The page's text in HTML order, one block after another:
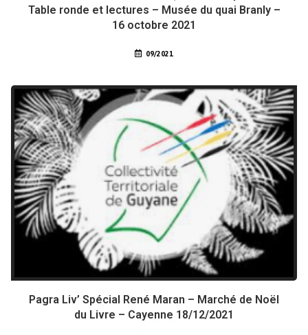
Table ronde et lectures – Musée du quai Branly –
16 octobre 2021
09/2021
Pagra Liv’ Spécial René Maran – Marché de Noël
du Livre – Cayenne 18/12/2021